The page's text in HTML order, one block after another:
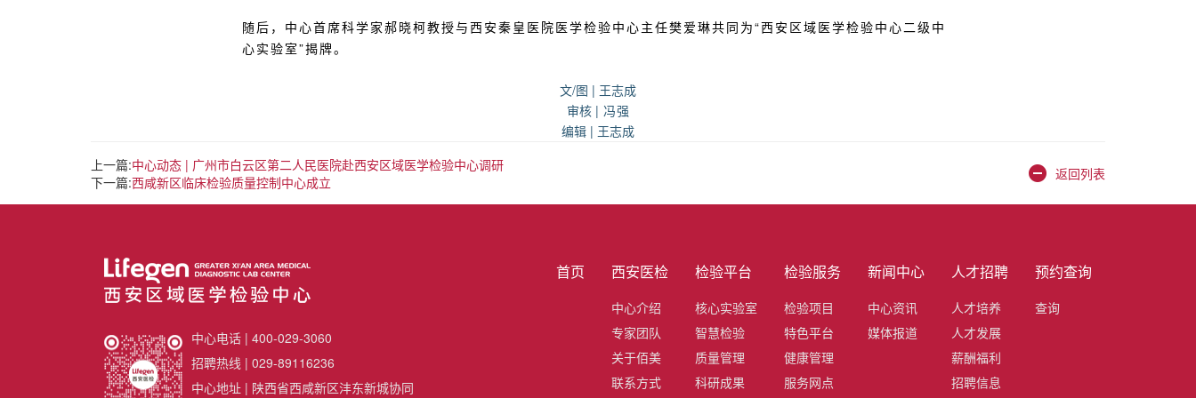
随后，中心首席科学家郝晓柯教授与西安秦皇医院医学检验中心主任樊爱琳共同为“西安区域医学检验中心二级中
心实验室”揭牌。
文/图 | 王志成
审核| 冯强
编辑 | 王志成
上一篇:中心动态 | 广州市白云区第二人民医院赴西安区域医学检验中心调研
下一篇:西咸新区临床检验质量控制中心成立 返回列表
中心电话 | 400-029-3060
招聘热线 | 029-89116236
中心地址 | 陕西省西咸新区沣东新城协同
首页 西安医检
中心介绍
专家团队
关于佰美
联系方式
检验平台
核心实验室
智慧检验
质量管理
科研成果
检验服务
检验项目
特色平台
健康管理
服务网点
新闻中心
中心资讯
媒体报道
人才招聘
人才培养
人才发展
薪酬福利
招聘信息
预约查询
查询